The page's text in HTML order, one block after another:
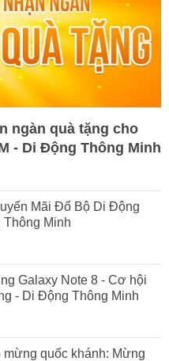
ngàn quà tặng cho
- Di Động Thông Minh
Mãi Đổ Bộ Di Động
Minh
Galaxy Note 8 - Cơ hội
- Di Động Thông Minh
quốc khánh: Mừng